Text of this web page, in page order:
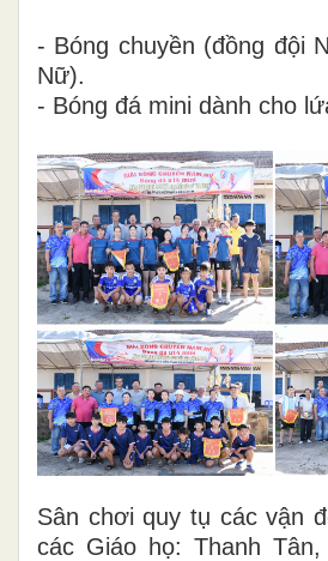
- Bóng chuyền (đồng đội
Nữ).
- Bóng đá mini dành cho
Sân chơi quy tụ các vận
các Giáo họ: Thanh